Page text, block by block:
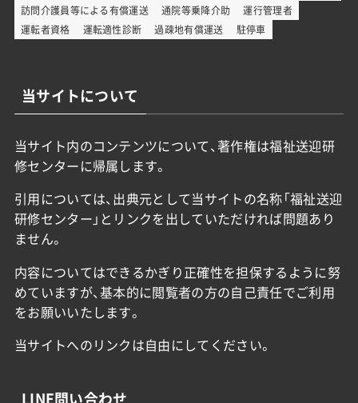
訪問介護員等による有償運送
通院等乗降介助
運行管理者
運転者資格
運転適性診断 過疎地有償運送 駐停車
当サイトについて
当サイト内のコンテンツについて、著作権は福祉送迎研
修センターに帰属します。
引用については、出典元として当サイトの名称「福祉送迎
研修センター」とリンクを出していただければ問題あり
ません。
内容についてはできるかぎり正確性を担保するように努
めていますが、基本的に閲覧者の方の自己責任でご利用
をお願いいたします。
当サイトへのリンクは自由にしてください。
LINE問い合わせ